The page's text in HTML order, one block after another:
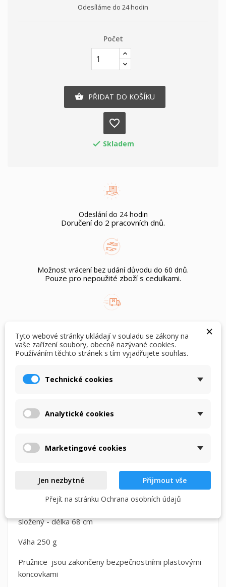
Odesíláme do 24 hodin
Počet
 PŘIDAT DO KOŠÍKU
favorite_border
 Skladem
Odeslání do 24 hodin
Doručení do 2 pracovních dnů.
Možnost vrácení bez udání důvodu do 60 dnů.
Pouze pro nepoužité zboží s cedulkami.
při objednání nad Kč 1.500,-
POPIS DETAILY PRODUKTU
Dlouhý dívčí deštník Benetton s barevným potiskem
medůza a kopulovitým tvarem.
Deštník má manuální otvírání.
Rozměry:
otevřený - průměr střechy 72 cm
složený - délka 68 cm
Váha 250 g
Pružnice jsou zakončeny bezpečnostními plastovými
koncovkami
add_circle_outline Vytvořit nový seznam
Zrušit Vytvořit seznam přání
×
Tyto webové stránky ukládají v souladu se zákony na
vaše zařízení soubory, obecně nazývané cookies.
Používáním těchto stránek s tím vyjadřujete souhlas.
Technické cookies
Analytické cookies
Marketingové cookies
Jen nezbytné
Přijmout vše
Přejít na stránku Ochrana osobních údajů